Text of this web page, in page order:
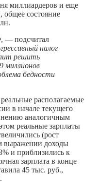
миллиардеров и еще
общее состояние
, — подсчитал
налог
решить
миллионов
бедности
располагаемые
в начале текущего
аналогичным
реальные зарплаты
(рост
выражении доходы
и приблизились к
зарплата в конце
45 тыс. руб.,